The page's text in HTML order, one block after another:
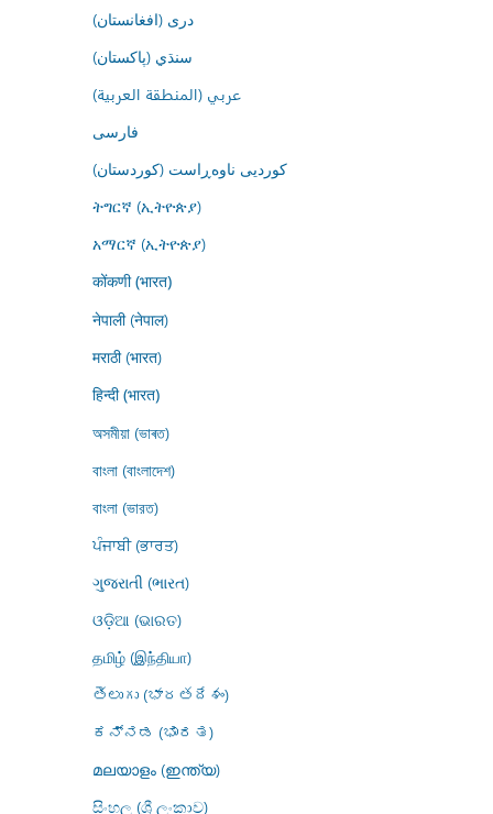
درى (افغانستان)
سنڌي (پاکستان)
عربي (المنطقة العربية)
فارسى
کوردیی ناوەڕاست (کوردستان)
ትግርኛ (ኢትዮጵያ)
አማርኛ (ኢትዮጵያ)
कोंकणी (भारत)
नेपाली (नेपाल)
मराठी (भारत)
हिन्दी (भारत)
অসমীয়া (ভাৰত)
বাংলা (বাংলাদেশ)
বাংলা (ভারত)
ਪੰਜਾਬੀ (ਭਾਰਤ)
ગુજરાતી (ભારત)
ଓଡ଼ିଆ (ଭାରତ)
தமிழ் (இந்தியா)
తెలుగు (భారతదేశం)
ಕನ್ನಡ (ಭಾರತ)
മലയാളം (ഇന്ത്യ)
සිංහල (ශ්‍රී ලංකාව)